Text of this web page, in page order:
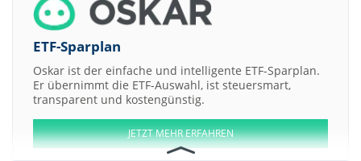
ETF-Sparplan
Oskar ist der einfache und intelligente ETF-Sparplan.
Er übernimmt die ETF-Auswahl, ist steuersmart,
transparent und kostengünstig.
JETZT MEHR ERFAHREN